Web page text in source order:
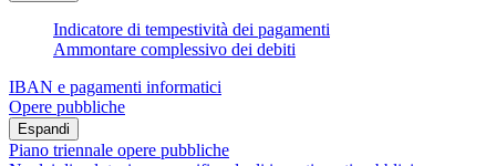
Indicatore di tempestività dei pagamenti
Ammontare complessivo dei debiti
IBAN e pagamenti informatici
Opere pubbliche
Espandi
Piano triennale opere pubbliche